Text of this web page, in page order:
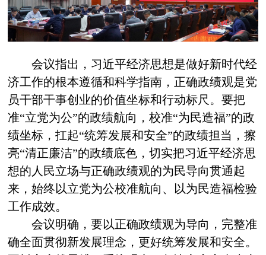
会议指出，习近平经济思想是做好新时代经
济工作的根本遵循和科学指南，正确政绩观是党
员干部干事创业的价值坐标和行动标尺 。要把
准“立党为公”的政绩航向，校准“为民造福”的政
绩坐标，扛起“统筹发展和安全”的政绩担当，擦
亮“清正廉洁”的政绩底色，切实把习近平经济思
想的人民立场与正确政绩观的为民导向贯通起
来，始终以立党为公校准航向、以为民造福检验
工作成效。
会议明确 ，要以正确政绩观为导向，完整准
确全面贯彻新发展理念，更好统筹发展和安全。